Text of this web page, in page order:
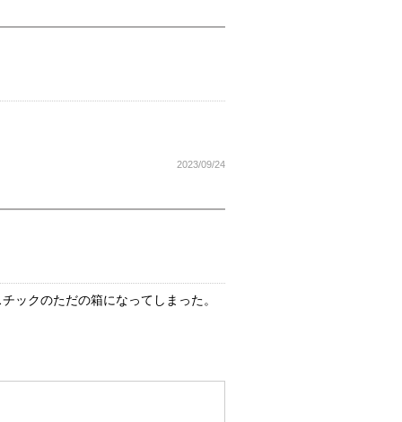
2023/09/24
ックのただの箱になってしまった。